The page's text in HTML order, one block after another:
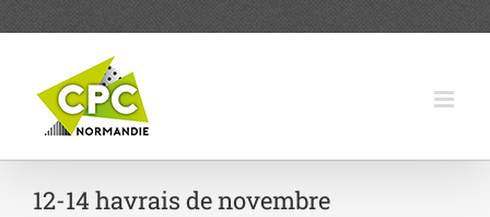
12-14 havrais de novembre